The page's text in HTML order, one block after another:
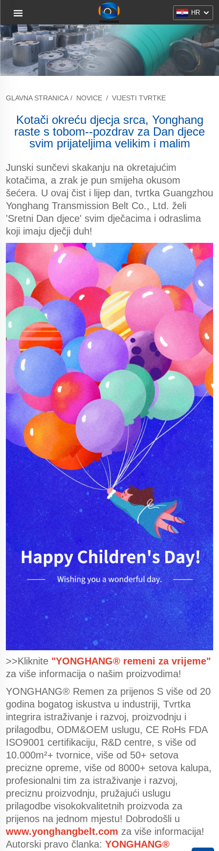
HR
GLAVNA STRANICA / NOVICE / VIJESTI TVRTKE
Kotači okreću djecja srca, Yonghang
raste s tobom--pozdrav za Dan djece
svim prijateljima velikim i malim
Junski sunčevi skakanju na okretajućim
kotačima, a zrak je pun smijeha okusom
šećera. U ovaj čist i lijep dan, tvrtka Guangzhou
Yonghang Transmission Belt Co., Ltd. želi
'Sretni Dan djece' svim dječacima i odraslima
koji imaju dječji duh!
>>Kliknite "YONGHANG® remeni za vrijeme"
za više informacija o našim proizvodima!
YONGHANG® Remen za prijenos S više od 20
godina bogatog iskustva u industriji, Tvrtka
integrira istraživanje i razvoj, proizvodnju i
prilagodbu, ODM&OEM uslugu, CE RoHs FDA
ISO9001 certifikaciju, R&D centre, s više od
10.000m²+ tvornice, više od 50+ setova
precizne opreme, više od 8000+ setova kalupa,
profesionalni tim za istraživanje i razvoj,
preciznu proizvodnju, pružajući uslugu
prilagodbe visokokvalitetnih proizvoda za
prijenos na jednom mjestu! Dobrodošli u
www.yonghangbelt.com za više informacija!
Autorski pravo članka: YONGHANG®